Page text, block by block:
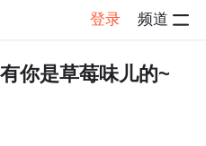
登录 频道
帖子详情
你是草莓味儿的~